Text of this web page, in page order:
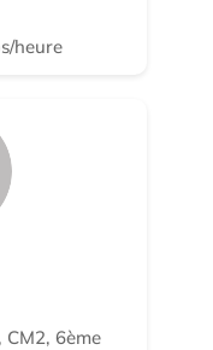
heure
CM2, 6ème